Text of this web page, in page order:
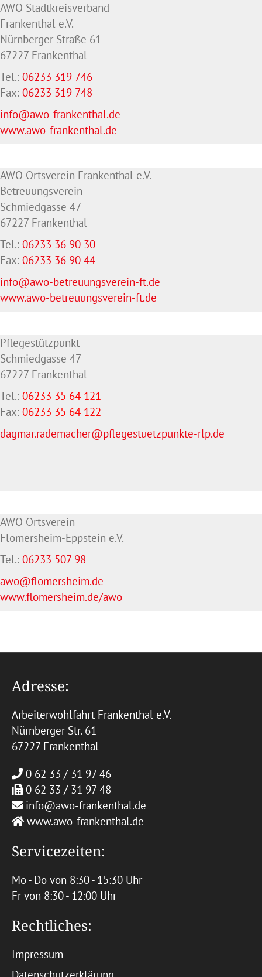
AWO Stadtkreisverband
Frankenthal e.V.
Nürnberger Straße 61
67227 Frankenthal
Tel.: 06233 319 746
Fax: 06233 319 748
info@awo-frankenthal.de
www.awo-frankenthal.de
AWO Ortsverein Frankenthal e.V.
Betreuungsverein
Schmiedgasse 47
67227 Frankenthal
Tel.: 06233 36 90 30
Fax: 06233 36 90 44
info@awo-betreuungsverein-ft.de
www.awo-betreuungsverein-ft.de
Pflegestützpunkt
Schmiedgasse 47
67227 Frankenthal
Tel.: 06233 35 64 121
Fax: 06233 35 64 122
dagmar.rademacher@pflegestuetzpunkte-rlp.de
AWO Ortsverein
Flomersheim-Eppstein e.V.
Tel.: 06233 507 98
awo@flomersheim.de
www.flomersheim.de/awo
Adresse:
Arbeiterwohlfahrt Frankenthal e.V.
Nürnberger Str. 61
67227 Frankenthal
0 62 33 / 31 97 46
0 62 33 / 31 97 48
info@awo-frankenthal.de
www.awo-frankenthal.de
Servicezeiten:
Mo - Do von 8:30 - 15:30 Uhr
Fr von 8:30 - 12:00 Uhr
Rechtliches:
Impressum